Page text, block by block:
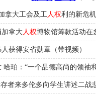
拿大工会及工人权利的新危机
加拿大人权博物馆筹款活动在
获得安省勋章（带视频）
哈珀：“一个品德高尚的领袖
者来多伦多向学生讲述二战